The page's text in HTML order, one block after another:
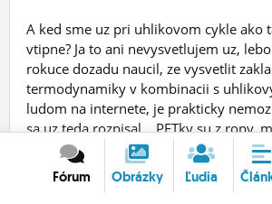
A ked sme uz pri uhlikovom cykle ako
vtipne? Ja to ani nevysvetlujem uz,
rokuce dozadu naucil, ze vysvetlit
termodynamiky v kombinacii s
ludom na internete, je prakticky
sa uz teda rozpisal... PETky su z ropy,
energeticku hustotu ako paliva, ktore
Povedzme, ze potrebujes 1000
jednotiek PET flias a ropu na palivo, ako
Fórum Obrázky Ľudia